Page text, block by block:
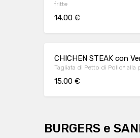
fritte
14.00 €
CHICHEN STEAK con
Tagliata di Petto di Pollo* alla
15.00 €
BURGERS e